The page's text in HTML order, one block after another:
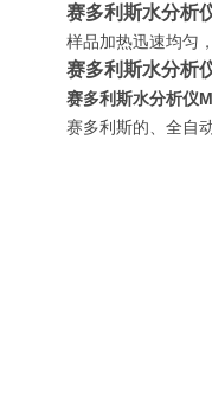
赛多利斯水分析
样品加热迅速均匀
赛多利斯水分析
赛多利斯水分析仪
赛多利斯的、全自